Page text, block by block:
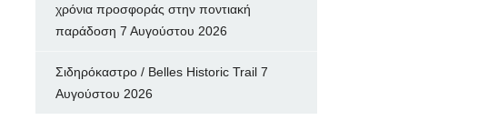
χρόνια προσφοράς στην ποντιακή
παράδοση 7 Αυγούστου 2026
Σιδηρόκαστρο / Belles Historic Trail 7
Αυγούστου 2026